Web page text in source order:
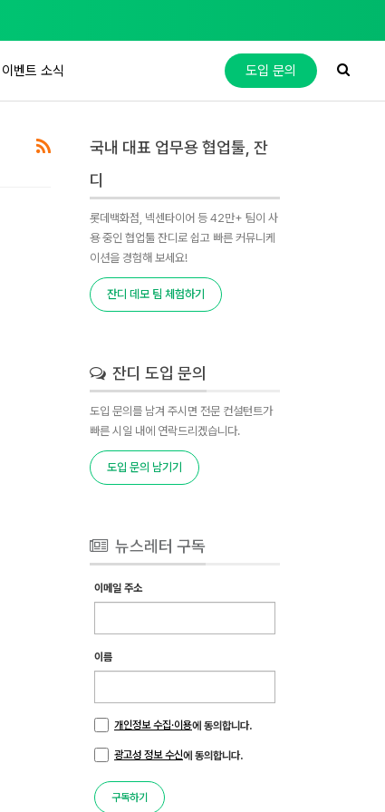
도입 문의
이벤트 소식
국내 대표 업무용 협업툴, 잔
디
롯데백화점, 넥센타이어 등 42만+ 팀이 사
용 중인 협업툴 잔디로 쉽고 빠른 커뮤니케
이션을 경험해 보세요!
잔디 데모 팀 체험하기
잔디 도입 문의
도입 문의를 남겨 주시면 전문 컨설턴트가
빠른 시일 내에 연락드리겠습니다.
도입 문의 남기기
뉴스레터 구독
이메일 주소
이름
개인정보 수집·이용에 동의합니다.
광고성 정보 수신에 동의합니다.
구독하기